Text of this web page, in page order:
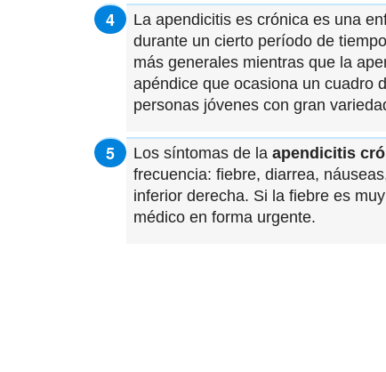
La apendicitis es crónica es una
durante un cierto período de
más generales mientras que la
apéndice que ocasiona un cuadro
personas jóvenes con gran
Los síntomas de la apendicitis
frecuencia: fiebre, diarrea,
inferior derecha. Si la fiebre es
médico en forma urgente.